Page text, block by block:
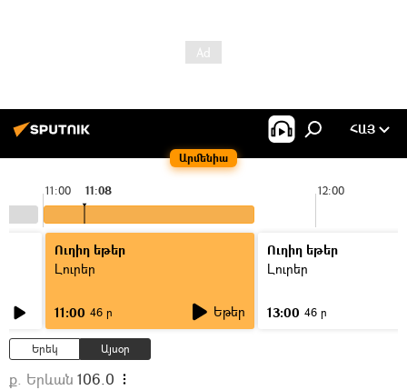
Արմենիա
ՀԱՅ
11:00 12:00
11:08
Ուղիղ եթեր
Լուրեր
11:00 46 ր Եթեր
Ուղիղ եթեր
Լուրեր
13:00 46 ր
Երեկ Այսօր
ք. Երևան 106.0